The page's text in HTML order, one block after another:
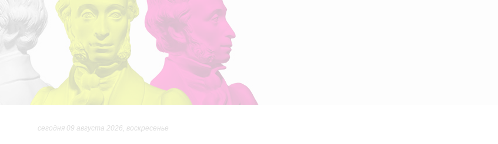
сегодня 09 августа 2026, воскресенье